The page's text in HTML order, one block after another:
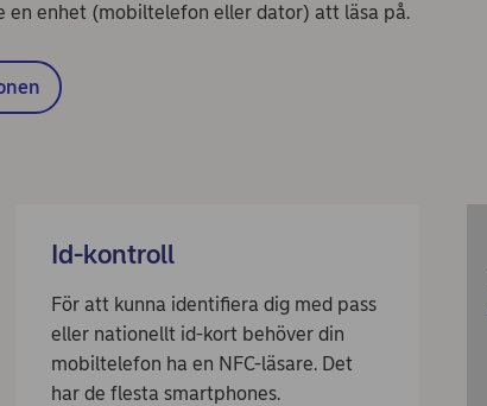
en enhet (mobiltelefon eller dator) att läsa på.
Id-kontroll
För att kunna identifiera dig med pass
eller nationellt id-kort behöver din
mobiltelefon ha en NFC-läsare. Det
har de flesta smartphones.